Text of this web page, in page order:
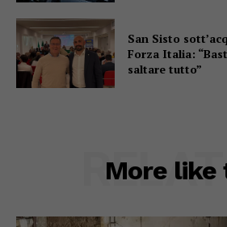
San Sisto
Forza Italia:
saltare tutto”
More like